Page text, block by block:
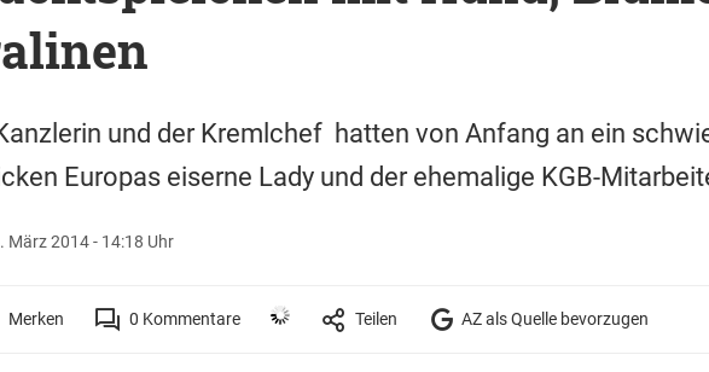
und der Kremlchef hatten von Anfang an ein
Europas eiserne Lady und der ehemalige KGB-
März 2014 - 14:18 Uhr
Merken 0 Kommentare Teilen AZ als Quelle bevorzugen